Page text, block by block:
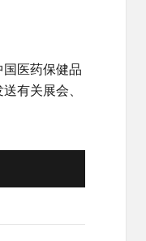
国医药保健品
有关展会、